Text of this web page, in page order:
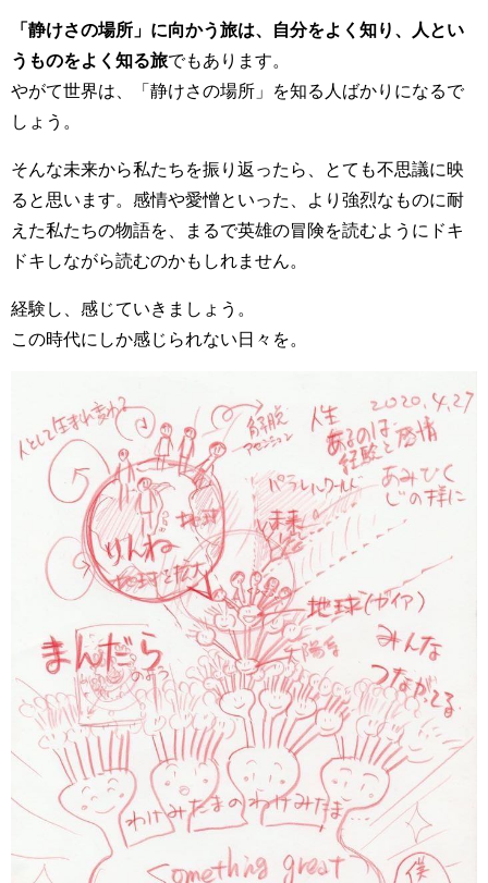
「静けさの場所」に向かう旅は、自分をよく知り、人とい
うものをよく知る旅でもあります。
やがて世界は、「静けさの場所」を知る人ばかりになるで
しょう。
そんな未来から私たちを振り返ったら、とても不思議に映
ると思います。感情や愛憎といった、より強烈なものに耐
えた私たちの物語を、まるで英雄の冒険を読むようにドキ
ドキしながら読むのかもしれません。
経験し、感じていきましょう。
この時代にしか感じられない日々を。